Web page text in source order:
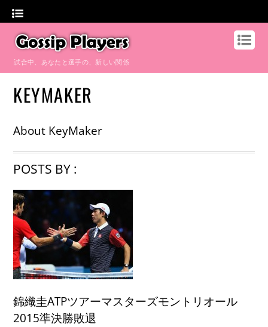
試合中、あなたと選手の、新しい関係
KEYMAKER
About KeyMaker
POSTS BY :
錦織圭ATPツアーマスターズモントリオール
2015準決勝敗退